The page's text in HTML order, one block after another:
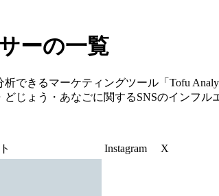
ーの一覧
できるマーケティングツール「Tofu
じょう・あなごに関するSNSのインフル
Instagram X